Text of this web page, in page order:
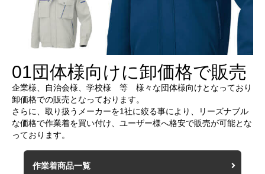
01団体様向けに卸価格で販売
企業様、自治会様、学校様 等 様々な団体様向けとなっており
卸価格での販売となっております。
さらに、取り扱うメーカーを1社に絞る事により、リーズナブル
な価格で作業着を買い付け、ユーザー様へ格安で販売が可能とな
っております。
作業着商品一覧